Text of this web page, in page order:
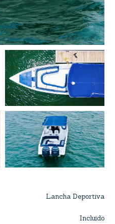
Lancha Deportiva
Incluido